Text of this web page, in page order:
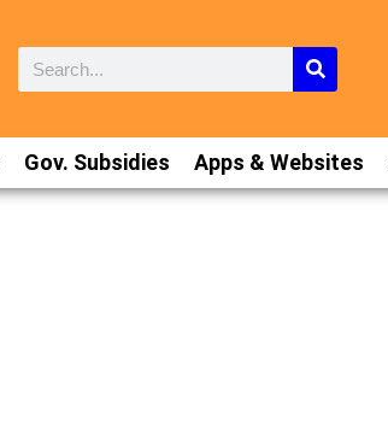
Gov. Subsidies Apps & Websites